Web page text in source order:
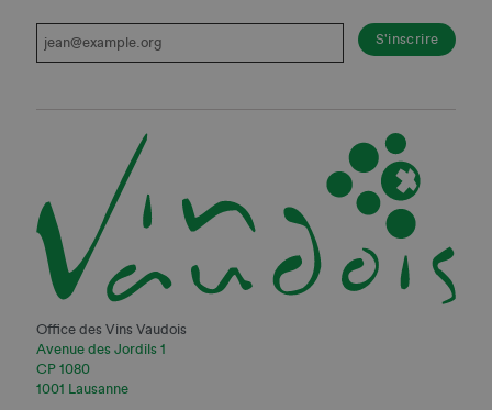
Office des Vins Vaudois
Avenue des Jordils 1
CP 1080
1001 Lausanne